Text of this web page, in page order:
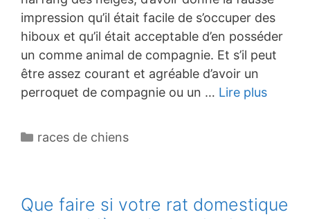
impression qu’il était facile de s’occuper des
hiboux et qu’il était acceptable d’en posséder
un comme animal de compagnie. Et s’il peut
être assez courant et agréable d’avoir un
perroquet de compagnie ou un … Lire plus
Catégories
races de chiens
Que faire si votre rat domestique